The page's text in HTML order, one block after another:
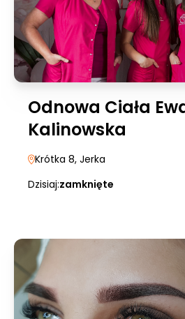
Odnowa Ciała
Kalinowska
Krótka 8, Jerka
Dzisiaj:zamknięte